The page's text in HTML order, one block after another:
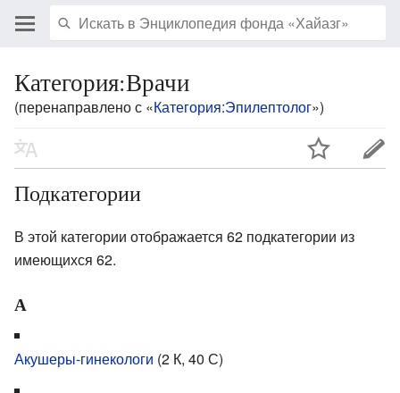
Категория:Врачи
(перенаправлено с «Категория:Эпилептолог»)
Подкатегории
В этой категории отображается 62 подкатегории из
имеющихся 62.
А
Акушеры-гинекологи (2 К, 40 С)